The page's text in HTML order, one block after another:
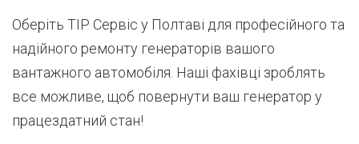
Оберіть ТІР Сервіс у Полтаві для професійного та
надійного ремонту генераторів вашого
вантажного автомобіля. Наші фахівці зроблять
все можливе, щоб повернути ваш генератор у
працездатний стан!